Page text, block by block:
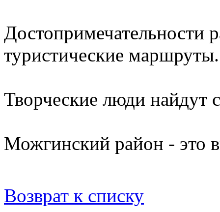
Достопримечательности
туристические маршруты.
Творческие люди найдут
Можгинский район - это
Возврат к списку